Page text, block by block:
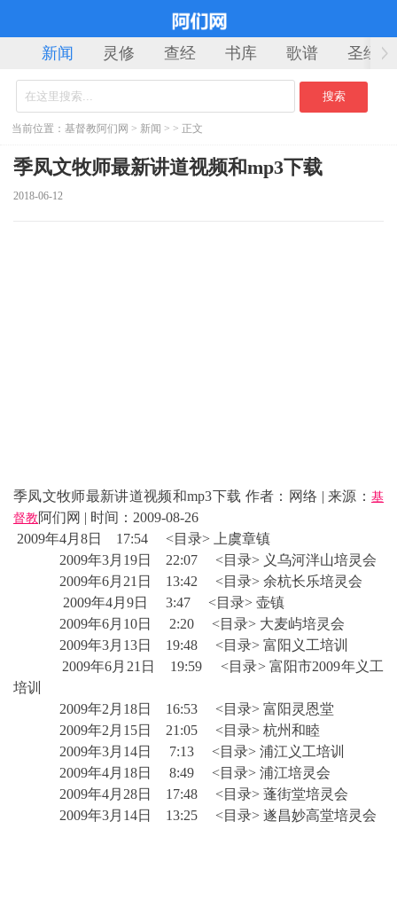
新闻 灵修 查经 书库 歌谱 圣经
当前位置： 基督教阿们网 > 新闻 > > 正文
季凤文牧师最新讲道视频和mp3下载
2018-06-12
季凤文牧师最新讲道视频和mp3下载 作者：网络 | 来源： 基
督教 阿们网 | 时间：2009-08-26
2009年4月8日 17:54 <目录> 上虞章镇
2009年3月19日 22:07 <目录> 义乌河泮山培灵会
2009年6月21日 13:42 <目录> 余杭长乐培灵会
2009年4月9日 3:47 <目录> 壶镇
2009年6月10日 2:20 <目录> 大麦屿培灵会
2009年3月13日 19:48 <目录> 富阳义工培训
2009年6月21日 19:59 <目录> 富阳市2009年义工
培训
2009年2月18日 16:53 <目录> 富阳灵恩堂
2009年2月15日 21:05 <目录> 杭州和睦
2009年3月14日 7:13 <目录> 浦江义工培训
2009年4月18日 8:49 <目录> 浦江培灵会
2009年4月28日 17:48 <目录> 蓬街堂培灵会
2009年3月14日 13:25 <目录> 遂昌妙高堂培灵会